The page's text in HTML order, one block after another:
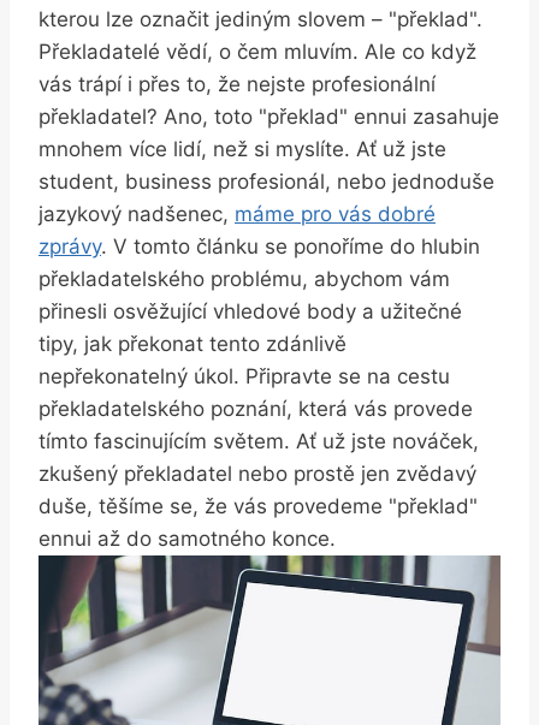
kterou lze označit jediným slovem – "překlad".
Překladatelé vědí, o čem mluvím. Ale co když
vás trápí i přes to, že nejste profesionální
překladatel? Ano, toto "překlad" ennui zasahuje
mnohem více lidí, než si myslíte. Ať už jste
student, business profesionál, nebo jednoduše
jazykový nadšenec, máme pro vás dobré
zprávy. V tomto článku se ponoříme do hlubin
překladatelského problému, abychom vám
přinesli osvěžující vhledové body a užitečné
tipy, jak překonat tento zdánlivě
nepřekonatelný úkol. Připravte se na cestu
překladatelského poznání, která vás provede
tímto fascinujícím světem. Ať už jste nováček,
zkušený překladatel nebo prostě jen zvědavý
duše, těšíme se, že vás provedeme "překlad"
ennui až do samotného konce.